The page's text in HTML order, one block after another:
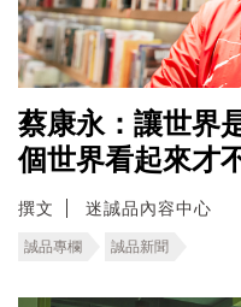
蔡康永：讓世界
個世界看起來才
撰文 迷誠品內容中心
誠品專欄 誠品新聞